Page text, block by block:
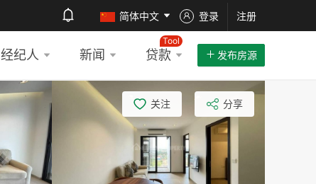
简体中文 登录 注册
经纪人 新闻 贷款
Tool
发布房源
关注 分享